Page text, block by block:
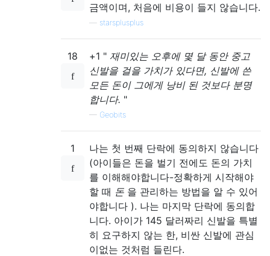
금액이며, 처음에 비용이 들지 않습니다.
starsplusplus
18 +1 " 재미있는 오후에 몇 달 동안 중고
신발을 걸을 가치가 있다면, 신발에 쓴
모든 돈이 그에게 낭비 된 것보다 분명
합니다. "
— Geobits
1
나는 첫 번째 단락에 동의하지 않습니다
(아이들은 돈을 벌기 전에도 돈의 가치
를 이해해야합니다-정확하게 시작해야
할 때 돈 을 관리하는 방법을 알 수 있어
야합니다 ). 나는 마지막 단락에 동의합
니다. 아이가 145 달러짜리 신발을 특별
히 요구하지 않는 한, 비싼 신발에 관심
이없는 것처럼 들린다.